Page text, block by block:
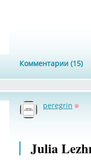
Комментарии (15)
peregrin
Julia